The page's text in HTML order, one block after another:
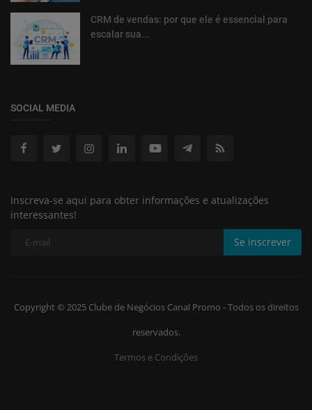
CRM de vendas: por que ele é essencial para
escalar sua...
SOCIAL MEDIA
Inscreva-se aqui para obter informações e atualizações
interessantes!
Se inscrever
Copyright © 2025 Clube de Negócios Canal Promo - Todos os direitos
reservados.
Termos e Condições